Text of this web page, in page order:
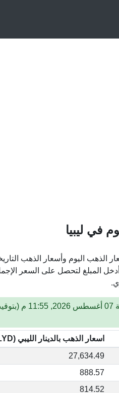
في ليبيا
اسعار الذهب بالدينار الليبي (LYD)
27,634.49
888.57
814.52